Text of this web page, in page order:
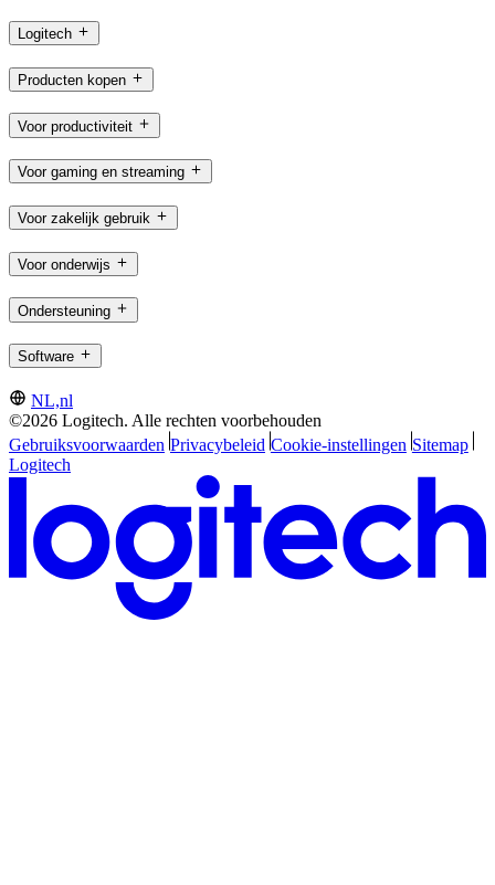
Logitech
Producten kopen
Voor productiviteit
Voor gaming en streaming
Voor zakelijk gebruik
Voor onderwijs
Ondersteuning
Software
NL,nl
©2026 Logitech. Alle rechten voorbehouden
Gebruiksvoorwaarden Privacybeleid Cookie-instellingen Sitemap
Logitech